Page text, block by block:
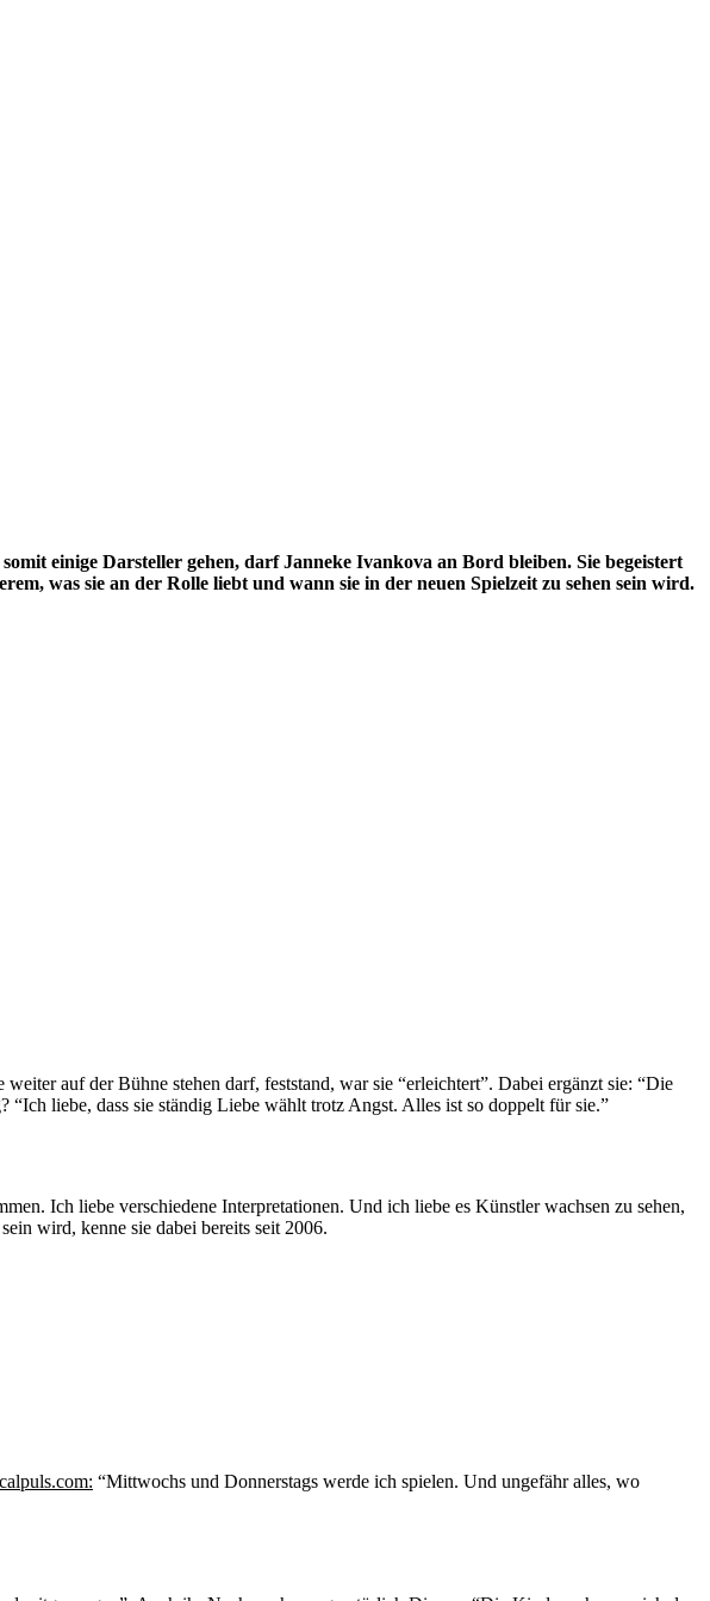
einige Darsteller gehen, darf Janneke Ivankova an Bord bleiben. Sie begeistert
was sie an der Rolle liebt und wann sie in der neuen Spielzeit zu sehen sein wird.
auf der Bühne stehen darf, feststand, war sie “erleichtert”. Dabei ergänzt sie: “Die
“Ich liebe, dass sie ständig Liebe wählt trotz Angst. Alles ist so doppelt für sie.”
Ich liebe verschiedene Interpretationen. Und ich liebe es Künstler wachsen zu sehen,
wird, kenne sie dabei bereits seit 2006.
“Mittwochs und Donnerstags werde ich spielen. Und ungefähr alles, wo